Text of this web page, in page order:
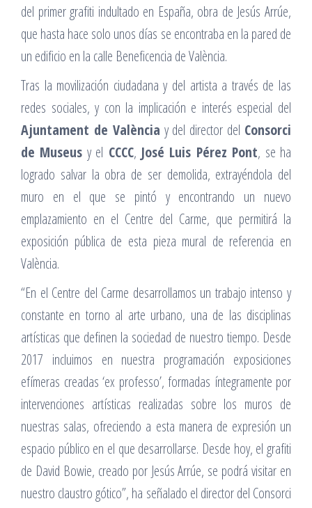
del primer grafiti indultado en España, obra de Jesús Arrúe,
que hasta hace solo unos días se encontraba en la pared de
un edificio en la calle Beneficencia de València.
Tras la movilización ciudadana y del artista a través de las
redes sociales, y con la implicación e interés especial del
Ajuntament de València y del director del Consorci
de Museus y el CCCC, José Luis Pérez Pont, se ha
logrado salvar la obra de ser demolida, extrayéndola del
muro en el que se pintó y encontrando un nuevo
emplazamiento en el Centre del Carme, que permitirá la
exposición pública de esta pieza mural de referencia en
València.
“En el Centre del Carme desarrollamos un trabajo intenso y
constante en torno al arte urbano, una de las disciplinas
artísticas que definen la sociedad de nuestro tiempo. Desde
2017 incluimos en nuestra programación exposiciones
efímeras creadas ‘ex professo’, formadas íntegramente por
intervenciones artísticas realizadas sobre los muros de
nuestras salas, ofreciendo a esta manera de expresión un
espacio público en el que desarrollarse. Desde hoy, el grafiti
de David Bowie, creado por Jesús Arrúe, se podrá visitar en
nuestro claustro gótico”, ha señalado el director del Consorci